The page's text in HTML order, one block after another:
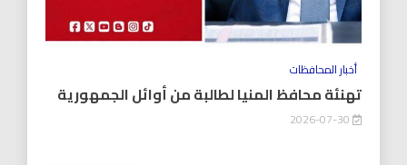
أخبار المحافظات
تهنئة محافظ المنيا لطالبة من أوائل الجمهورية